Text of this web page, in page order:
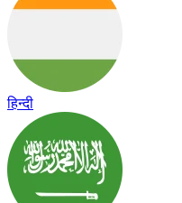
हिन्दी